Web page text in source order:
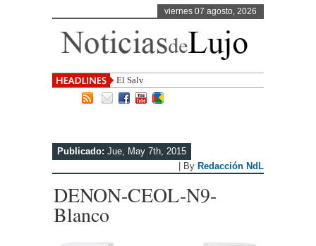
viernes 07 agosto, 2026
El Salvador, uno de los destin
Publicado: Jue, May 7th, 2015
| By Redacción NdL
DENON-CEOL-N9-
Blanco